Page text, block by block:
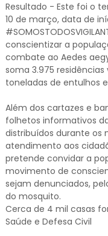
Resultado - Este foi o
10 de março, data de
conscientizar a
combate ao Aedes
soma 3.975 residências
toneladas de entulhos
Além dos cartazes e
folhetos informativos
distribuídos durante os
atendimento aos
pretende convidar a
movimento de
sejam denunciados,
do mosquito.
Cerca de 4 mil casas
Saúde e Defesa Civil